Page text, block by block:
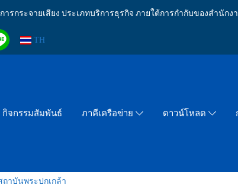
กระจายเสียง ประเภทบริการธุรกิจ ภายใต้การกำกับของสำนั
TH
กิจกรรมสัมพันธ์ ภาคีเครือข่าย ดาวน์โหลด
าบันพระปกเกล้า